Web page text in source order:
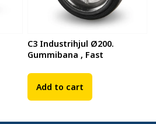
C3 Industrihjul Ø200.
Gummibana , Fast
Add to cart